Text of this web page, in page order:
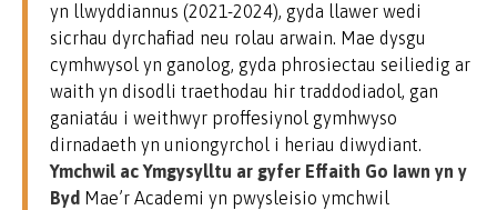
yn llwyddiannus (2021-2024), gyda llawer wedi
sicrhau dyrchafiad neu rolau arwain. Mae dysgu
cymhwysol yn ganolog, gyda phrosiectau seiliedig ar
waith yn disodli traethodau hir traddodiadol, gan
ganiatáu i weithwyr proffesiynol gymhwyso
dirnadaeth yn uniongyrchol i heriau diwydiant.
Ymchwil ac Ymgysylltu ar gyfer Effaith Go Iawn yn y
Byd Mae’r Academi yn pwysleisio ymchwil